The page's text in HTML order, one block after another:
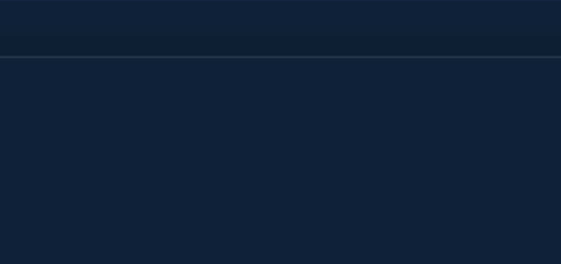
dingen in
winkel wordt momenteel gebouwd